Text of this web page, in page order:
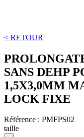
< RETOUR
SANS DEHP
1,5X3,0MM
LOCK FIXE
Référence : PMFPS02
taille